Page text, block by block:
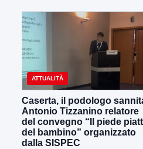
ATTUALITÀ
Caserta, il podologo
Antonio Tizzanino relatore
del convegno “Il piede
del bambino” organizzato
dalla SISPEC